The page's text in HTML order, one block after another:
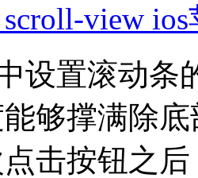
view
设置滚动条
够撑满除
击按钮之